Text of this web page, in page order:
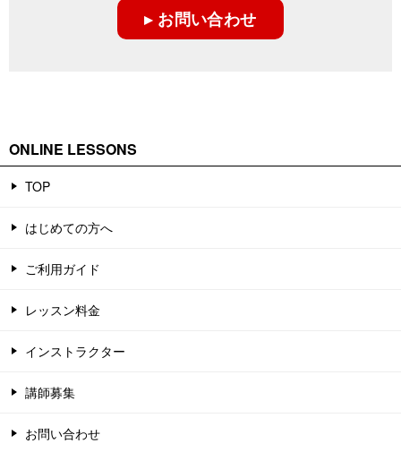
▸ お問い合わせ
ONLINE LESSONS
TOP
はじめての方へ
ご利用ガイド
レッスン料金
インストラクター
講師募集
お問い合わせ